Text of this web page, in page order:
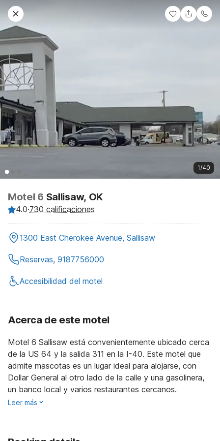
1/40
Motel 6 Sallisaw, OK
4.0·730 calificaciones
1300 East Cherokee Avenue, Sallisaw
Reservas, 9187756000
Accesibilidad del motel
Acerca de este motel
Motel 6 Sallisaw está convenientemente ubicado cerca
de la US 64 y la salida 311 en la I-40. Este motel que
admite mascotas es un lugar ideal para alojarse, con
Dollar General al otro lado de la calle y una gasolinera,
un banco local y varios restaurantes cercanos.
Leer más